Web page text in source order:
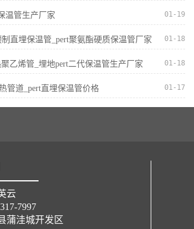
温管生产厂家 01-19
直埋保温管_pert聚氨酯硬质保温管厂家 01-18
乙烯管_埋地pert二代保温管生产厂家 01-18
管道_pert直埋保温管价格 01-17
云
7997
蒲洼城开发区